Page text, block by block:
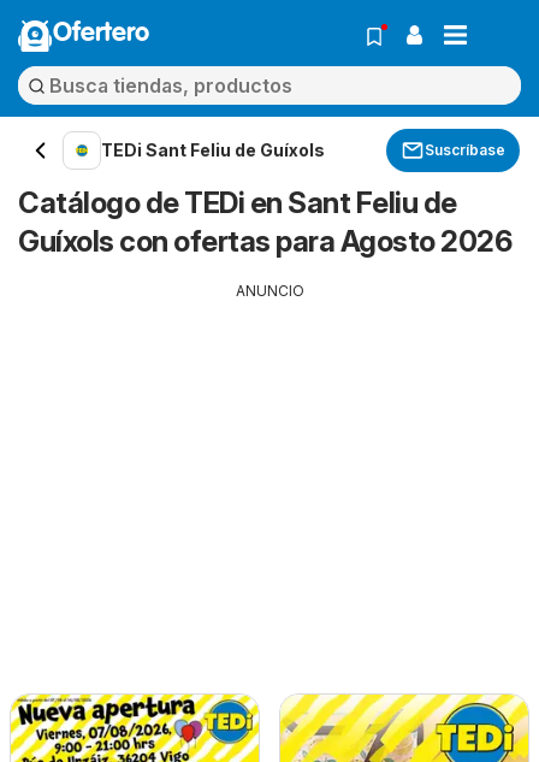
Ofertero
TEDi Sant Feliu de Guíxols Suscríbase
Catálogo de TEDi en Sant Feliu de
Guíxols con ofertas para Agosto 2026
ANUNCIO